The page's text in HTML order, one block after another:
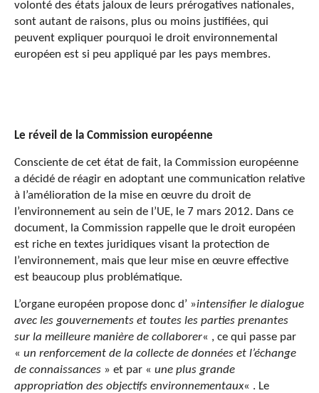
volonté des états jaloux de leurs prérogatives nationales,
sont autant de raisons, plus ou moins justifiées, qui
peuvent expliquer pourquoi le droit environnemental
européen est si peu appliqué par les pays membres.
Le réveil de la Commission européenne
Consciente de cet état de fait, la Commission européenne
a décidé de réagir en adoptant une communication relative
à l’amélioration de la mise en œuvre du droit de
l’environnement au sein de l’UE, le 7 mars 2012. Dans ce
document, la Commission rappelle que le droit européen
est riche en textes juridiques visant la protection de
l’environnement, mais que leur mise en œuvre effective
est beaucoup plus problématique.
L’organe européen propose donc d’ »intensifier le dialogue
avec les gouvernements et toutes les parties prenantes
sur la meilleure manière de collaborer« , ce qui passe par
« un renforcement de la collecte de données et l’échange
de connaissances » et par « une plus grande
appropriation des objectifs environnementaux« . Le